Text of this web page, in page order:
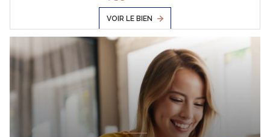
VOIR LE BIEN